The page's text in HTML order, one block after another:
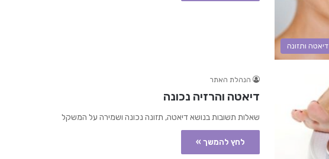
דיאטה ותזונה
הנהלת האתר
דיאטה והרזיה נכונה
שאלות תשובות בנושא דיאטה, תזונה נכונה ושמירה על המשקל
לחץ להמשך »